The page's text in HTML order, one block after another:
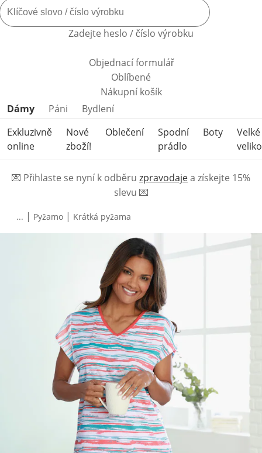
Zadejte heslo / číslo výrobku
Objednací formulář
Oblíbené
Nákupní košík
Přeskočit kategorie produktů
Dámy Páni
Bydlení
Exkluzivně
online
Nové
zboží!
Oblečení
Spodní
prádlo
Boty
Velké
💌 Přihlaste se nyní k odběru zpravodajea získejte 15%
slevu 💌
... | Pyžamo | Krátká pyžama